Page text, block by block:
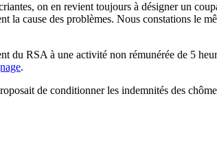
on en revient toujours à désigner un
cause des problèmes. Nous constations le
du RSA à une activité non rémunérée de 5
.
de conditionner les indemnités des